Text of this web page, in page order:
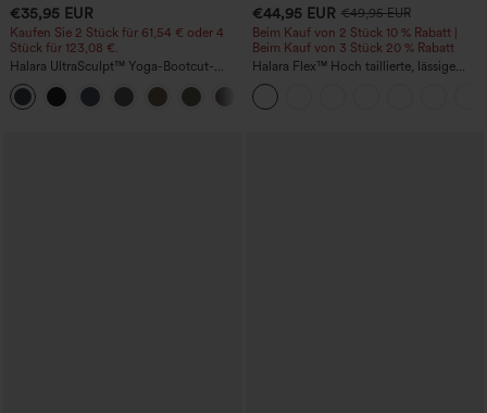
€35,95 EUR
Kaufen Sie 2 Stück für 61,54 € oder 4
Stück für 123,08 €.
Halara UltraSculpt™ Yoga-Bootcut-
Leggings mit hoher Taille,
bauchformender Unterstützung und
Tasche
€44,95 EUR €49,95 EUR
Beim Kauf von 2 Stück 10 % Rabatt |
Beim Kauf von 3 Stück 20 % Rabatt
Halara Flex™ Hoch taillierte, lässige
Jeans mit Taschen, umgekrempeltem
Saum, weitem Bein und verwaschenem
Finish